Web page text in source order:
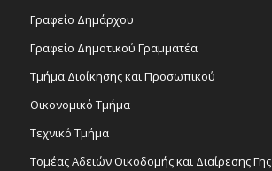
Γραφείο Δημάρχου
Γραφείο Δημοτικού Γραμματέα
Τμήμα Διοίκησης και Προσωπικού
Οικονομικό Τμήμα
Τεχνικό Τμήμα
Τομέας Αδειών Οικοδομής και Διαίρεσης Γης